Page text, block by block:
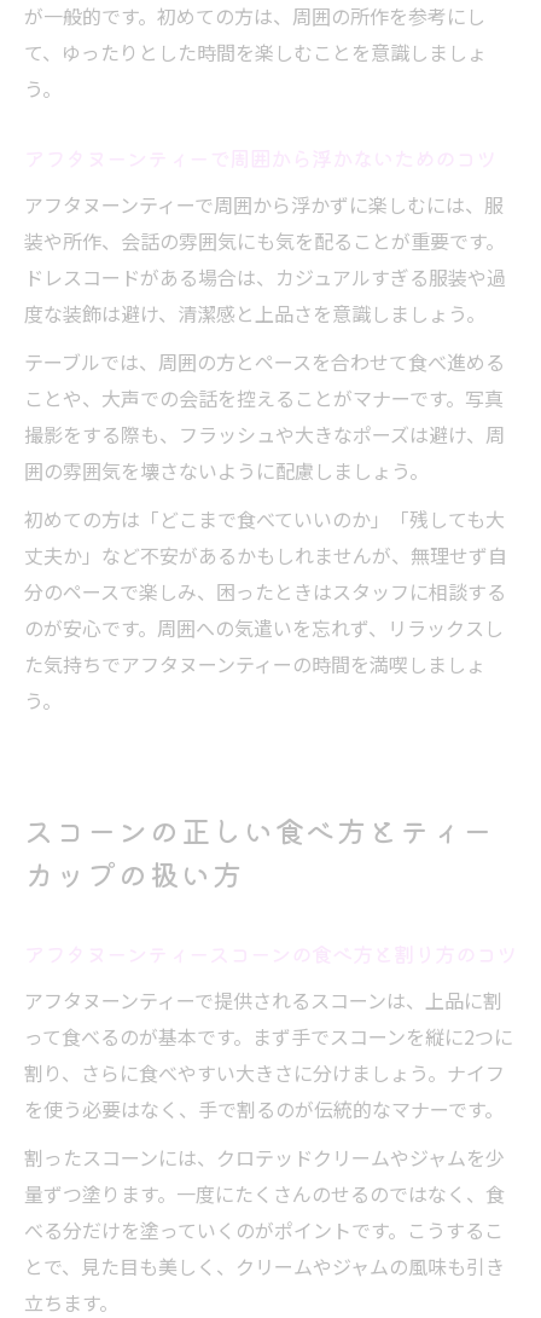
が一般的です。初めての方は、周囲の所作を参考にし
て、ゆったりとした時間を楽しむことを意識しましょ
う。
アフタヌーンティーで周囲から浮かずに楽しむには、服
装や所作、会話の雰囲気にも気を配ることが重要です。
ドレスコードがある場合は、カジュアルすぎる服装や過
度な装飾は避け、清潔感と上品さを意識しましょう。
テーブルでは、周囲の方とペースを合わせて食べ進める
ことや、大声での会話を控えることがマナーです。写真
撮影をする際も、フラッシュや大きなポーズは避け、周
囲の雰囲気を壊さないように配慮しましょう。
初めての方は「どこまで食べていいのか」「残しても大
丈夫か」など不安があるかもしれませんが、無理せず自
分のペースで楽しみ、困ったときはスタッフに相談する
のが安心です。周囲への気遣いを忘れず、リラックスし
た気持ちでアフタヌーンティーの時間を満喫しましょ
う。
スコーンの正しい食べ方とティー
カップの扱い方
アフタヌーンティーで提供されるスコーンは、上品に割
って食べるのが基本です。まず手でスコーンを縦に2つに
割り、さらに食べやすい大きさに分けましょう。ナイフ
を使う必要はなく、手で割るのが伝統的なマナーです。
割ったスコーンには、クロテッドクリームやジャムを少
量ずつ塗ります。一度にたくさんのせるのではなく、食
べる分だけを塗っていくのがポイントです。こうするこ
とで、見た目も美しく、クリームやジャムの風味も引き
立ちます。